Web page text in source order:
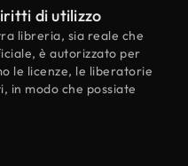
di utilizzo
libreria, sia reale che
è autorizzato per
le licenze, le liberatorie
in modo che possiate